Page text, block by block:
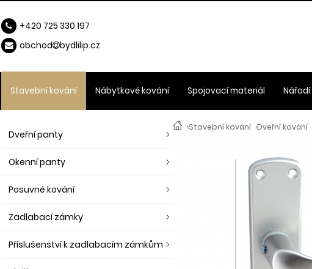
›Stavební kování ›Dveřní kování
Dveřní panty
Okenní panty
Posuvné kování
Zadlabací zámky
Příslušenství k zadlabacím zámkům
Stavební kování Nábytkové kování Spojovací materiál Nářadí
+420 725 330 197
obchod
bydlilip.cz